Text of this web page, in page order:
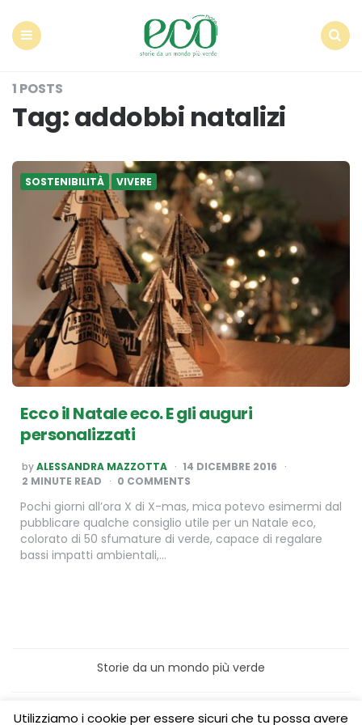
1 POSTS
Tag:addobbi natalizi
SOSTENIBILITÀ VIVERE
Ecco il Natale eco. E gli auguri
personalizzati
POSTED
BY
byALESSANDRA MAZZOTTA
14 DICEMBRE 2016
2 MINUTE READ 0 COMMENTS
Pochi giorni all’ora X di X-mas, mica potevo esimermi dal
pubblicare qualche consiglio utile per un Natale eco,
colorato di 50 sfumature di verde, capace di regalare
bassi impatti ambientali,…
Storie da un mondo più verde
Home
Turismo sostenibile
Utilizziamo i cookie per essere sicuri che tu possa avere